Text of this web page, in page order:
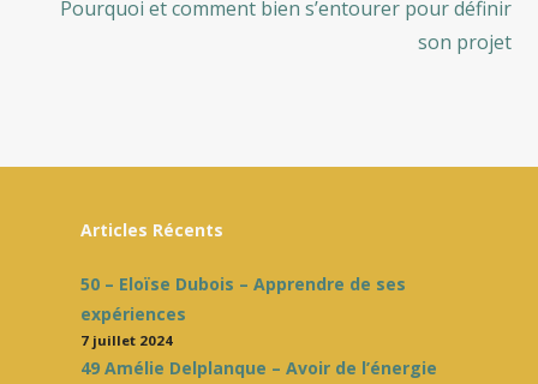
articlesPourquoi et comment bien s’entourer pour définir
son projet
Articles Récents
50 – Eloïse Dubois – Apprendre de ses
expériences
7 juillet 2024
49 Amélie Delplanque – Avoir de l’énergie